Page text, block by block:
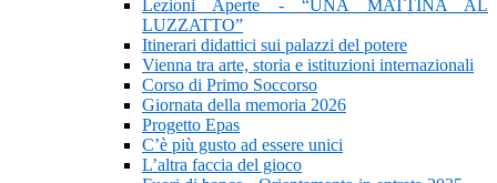
Lezioni Aperte - “UNA MATTINA AL
LUZZATTO”
Itinerari didattici sui palazzi del potere
Vienna tra arte, storia e istituzioni internazionali
Corso di Primo Soccorso
Giornata della memoria 2026
Progetto Epas
C’è più gusto ad essere unici
L’altra faccia del gioco